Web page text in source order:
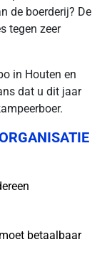
de boerderij? De
tegen zeer
in Houten en
dat u dit jaar
betaalbaar